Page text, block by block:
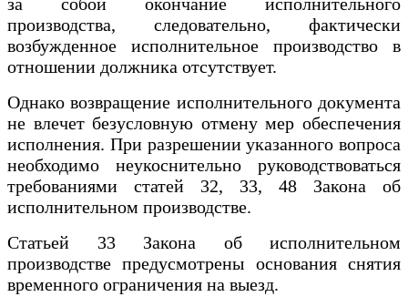
производства, следовательно, фактически
возбужденное исполнительное производство в
отношении должника отсутствует.
Однако возвращение исполнительного документа
не влечет безусловную отмену мер обеспечения
исполнения. При разрешении указанного вопроса
необходимо неукоснительно руководствоваться
требованиями статей 32, 33, 48 Закона об
исполнительном производстве.
Статьей 33 Закона об исполнительном
производстве предусмотрены основания снятия
временного ограничения на выезд.